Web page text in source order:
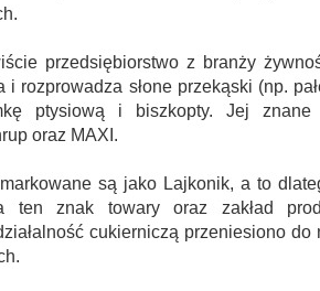
przedsiębiorstwo z branży
i rozprowadza słone przekąski (np.
ptysiową i biszkopty. Jej
oraz MAXI.
są jako Lajkonik, a to
ten znak towary oraz zakład
cukierniczą przeniesiono do